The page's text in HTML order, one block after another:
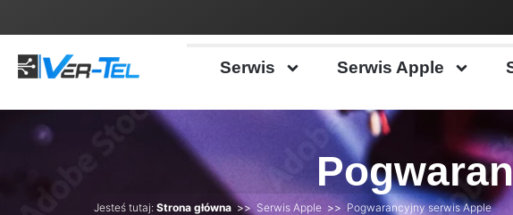
Serwis Serwis Apple
Jesteś tutaj: Strona główna >> Serwis Apple >> Pogwarancyjny serwis Apple